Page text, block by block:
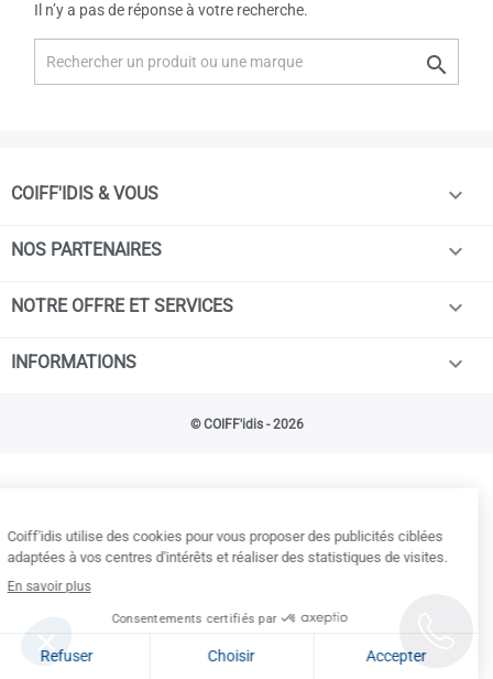
Il n’y a pas de réponse à votre recherche.

COIFF'IDIS & VOUS 
NOS PARTENAIRES 
NOTRE OFFRE ET SERVICES 
INFORMATIONS 
© COIFF'idis - 2026